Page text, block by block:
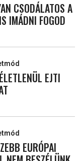
CSODÁLATOS A
IMÁDNI FOGOD
EJTI
EURÓPAI